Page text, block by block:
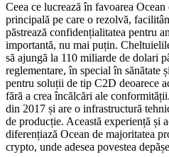
Ceea ce lucrează în favoarea
principală pe care o rezolvă,
păstrează confidențialitatea pentru
importantă, nu mai puțin.
să ajungă la 110 miliarde de dolari
reglementare, în special în sănătate
pentru soluții de tip C2D deoarece
fără a crea încălcări ale
din 2017 și are o infrastructură
de producție. Această experiență și
diferențiază Ocean de majoritatea
crypto, unde adesea povestea